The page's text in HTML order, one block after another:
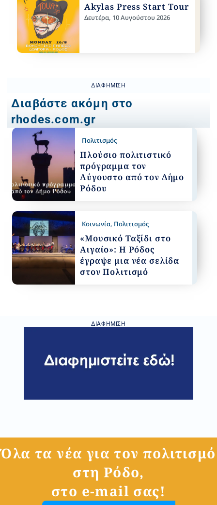
Akylas Press Start Tour
Δευτέρα, 10 Αυγούστου 2026
ΔΙΑΦΉΜΙΣΗ
Διαβάστε ακόμη στο
rhodes.com.gr
Πολιτισμός
Πλούσιο πολιτιστικό
πρόγραμμα τον
Αύγουστο από τον Δήμο
Ρόδου
Κοινωνία, Πολιτισμός
«Μουσικό Ταξίδι στο
Αιγαίο»: Η Ρόδος
έγραψε μια νέα σελίδα
στον Πολιτισμό
ΔΙΑΦΉΜΙΣΗ
Όλα τα νέα για τον πολιτισμό
στη Ρόδο,
στο e-mail σας!